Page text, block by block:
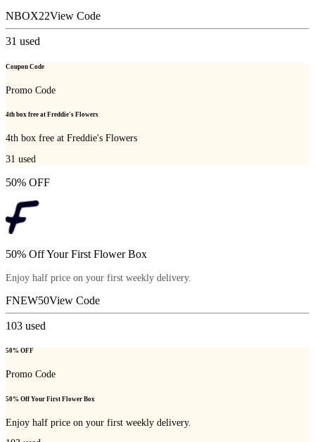
NBOX22View Code
31 used
Coupon Code
Promo Code
4th box free at Freddie's Flowers
4th box free at Freddie's Flowers
31 used
50% OFF
50% Off Your First Flower Box
Enjoy half price on your first weekly delivery.
FNEW50View Code
103 used
50% OFF
Promo Code
50% Off Your First Flower Box
Enjoy half price on your first weekly delivery.